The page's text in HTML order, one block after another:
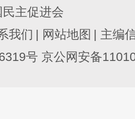
主促进会
我们 | 网站地图 | 主编
号 京公网安备